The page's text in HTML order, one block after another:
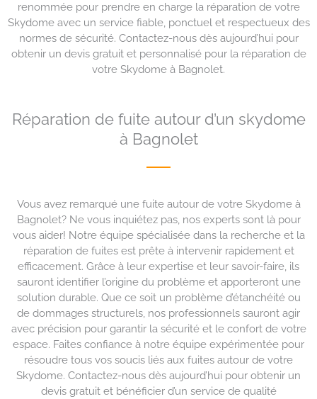
renommée pour prendre en charge la réparation de votre
Skydome avec un service fiable, ponctuel et respectueux des
normes de sécurité. Contactez-nous dès aujourd’hui pour
obtenir un devis gratuit et personnalisé pour la réparation de
votre Skydome à Bagnolet.
Réparation de fuite autour d’un skydome
à Bagnolet
Vous avez remarqué une fuite autour de votre Skydome à
Bagnolet? Ne vous inquiétez pas, nos experts sont là pour
vous aider! Notre équipe spécialisée dans la recherche et la
réparation de fuites est prête à intervenir rapidement et
efficacement. Grâce à leur expertise et leur savoir-faire, ils
sauront identifier l’origine du problème et apporteront une
solution durable. Que ce soit un problème d’étanchéité ou
de dommages structurels, nos professionnels sauront agir
avec précision pour garantir la sécurité et le confort de votre
espace. Faites confiance à notre équipe expérimentée pour
résoudre tous vos soucis liés aux fuites autour de votre
Skydome. Contactez-nous dès aujourd’hui pour obtenir un
devis gratuit et bénéficier d’un service de qualité